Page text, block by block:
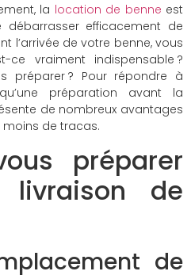
la location de benne est
efficacement de
l’arrivée de votre benne, vous
ce vraiment indispensable ?
préparer ? Pour répondre à
préparation avant la
de nombreux avantages
moins de tracas.
préparer
de
de